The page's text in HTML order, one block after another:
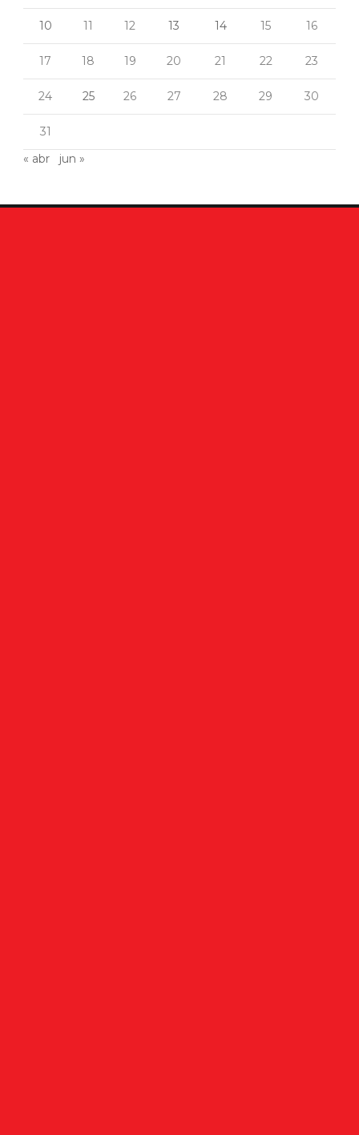
10 11 12 13 14 15 16
17 18 19 20 21 22 23
24 25 26 27 28 29 30
31
« abr
jun »